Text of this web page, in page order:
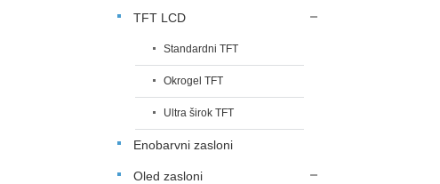
TFT LCD
Standardni TFT
Okrogel TFT
Ultra širok TFT
Enobarvni zasloni
Oled zasloni